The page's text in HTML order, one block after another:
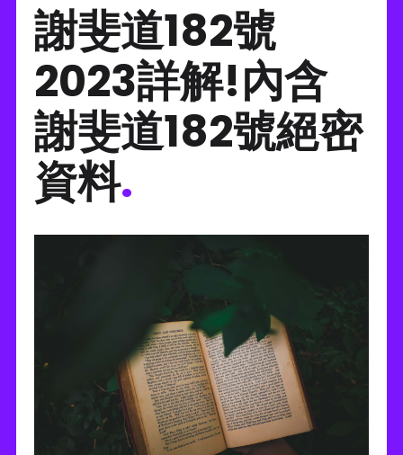
謝斐道182號
2023詳解!內含
謝斐道182號絕密
資料.